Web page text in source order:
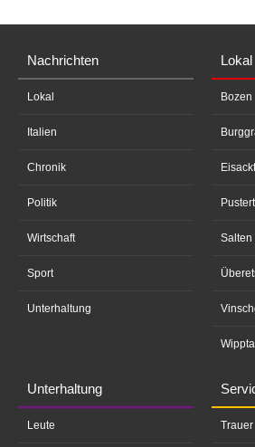
Nachrichten
Lokal
Italien
Chronik
Politik
Wirtschaft
Sport
Unterhaltung
Lokal
Bozen
Salten
Wipptal
Unterhaltung
Leute Trauer